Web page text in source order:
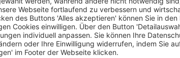
Jahr 2021 der Wirtschaftsprüferkammer
ist, zeigt, dass der Anteil der Nicht-
Unternehmen erzielten
der Wirtschaftsprüferpraxen, die
prüften, so die diesbezügliche PM der WPK vom